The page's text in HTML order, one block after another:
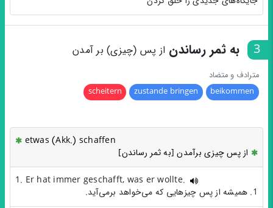
3 به ثمر رساندن از پس (چیزی) بر آمدن
مترادف و متضاد
beikommen
zustande bringen
scheitern
etwas (Akk.) schaffen
از پس چیزی برآمدن [به ثمر رساندن]
1. Er hat immer geschafft, was er wollte.
1. همیشه از پس چیزهایی که می‌خواهد برمی‌آید.